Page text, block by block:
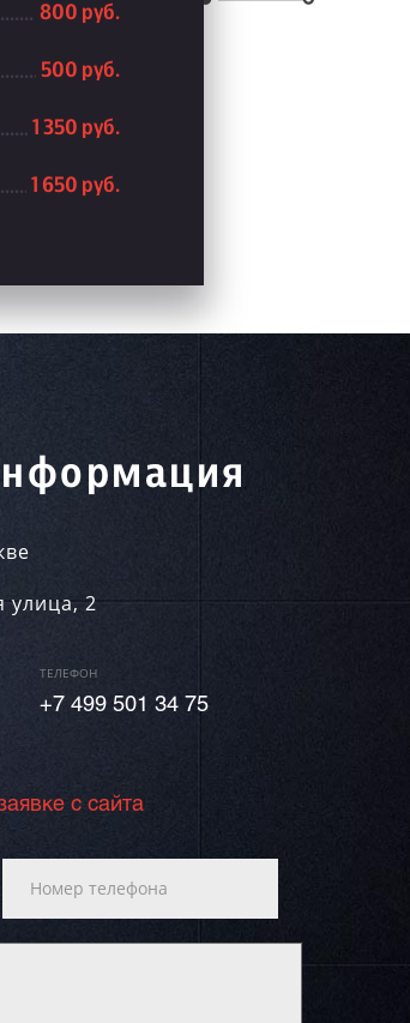
800 руб.
500 руб.
1 350 руб.
1 650 руб.
улица, 2
ТЕЛЕФОН
+7 499 501 34 75
с сайта